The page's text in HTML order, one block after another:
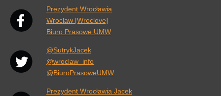
Link otwiera się w nowej karcie przeglądarki.
Prezydent Wrocławia
Wroclaw [Wroclove]
Biuro Prasowe UMW
@SutrykJacek
@wroclaw_info
@BiuroPrasoweUMW
Prezydent Wrocławia Jacek